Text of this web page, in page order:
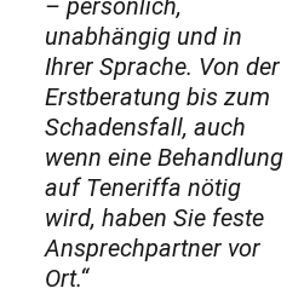
– persönlich,
unabhängig und in
Ihrer Sprache. Von der
Erstberatung bis zum
Schadensfall, auch
wenn eine Behandlung
auf Teneriffa nötig
wird, haben Sie feste
Ansprechpartner vor
Ort.“